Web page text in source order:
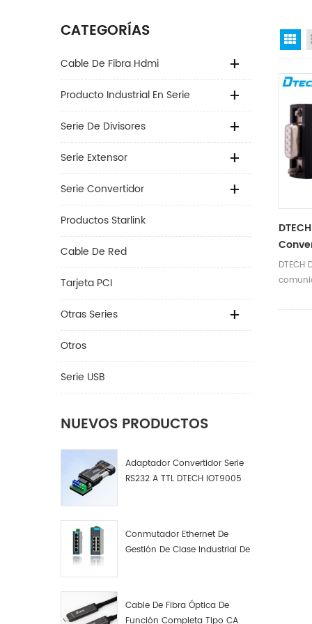
CATEGORÍAS
Cable De Fibra Hdmi
Producto Industrial En Serie
Serie De Divisores
Serie Extensor
Serie Convertidor
Productos Starlink
Cable De Red
Tarjeta PCI
Otras Series
Otros
Serie USB
NUEVOS PRODUCTOS
Adaptador Convertidor Serie
RS232 A TTL DTECH IOT9005
Conmutador Ethernet De
Gestión De Clase Industrial De
Cable De Fibra Óptica De
Función Completa Tipo CA
De
RS485